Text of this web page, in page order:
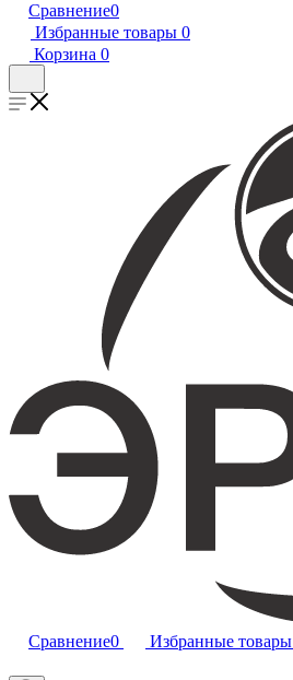
Сравнение0
Избранные товары 0
Корзина 0
Сравнение0 Избранные товары